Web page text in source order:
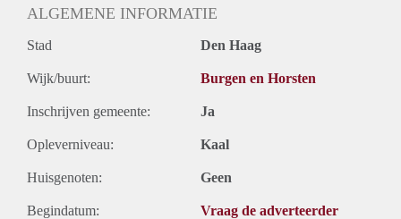
ALGEMENE INFORMATIE
Stad Den Haag
Wijk/buurt: Burgen en Horsten
Inschrijven gemeente: Ja
Opleverniveau: Kaal
Huisgenoten: Geen
Begindatum: Vraag de adverteerder